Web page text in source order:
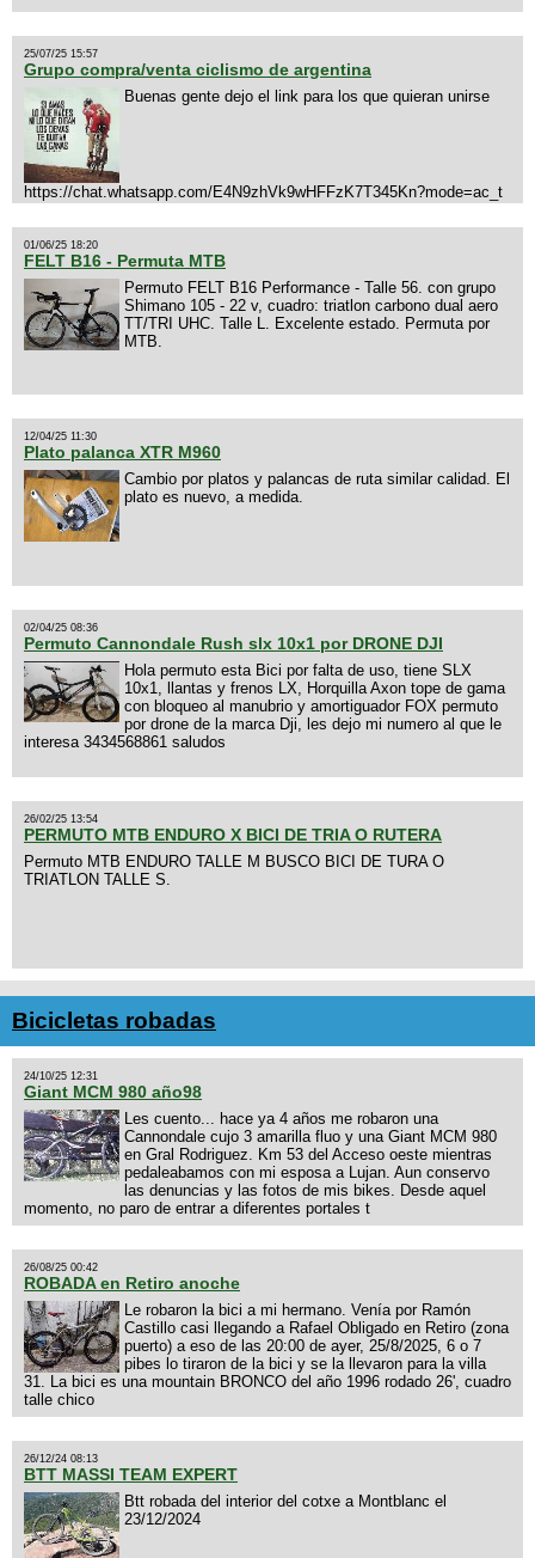
25/07/25 15:57
Grupo compra/venta ciclismo de argentina
Buenas gente dejo el link para los que quieran unirse
https://chat.whatsapp.com/E4N9zhVk9wHFFzK7T345Kn?mode=ac_t
01/06/25 18:20
FELT B16 - Permuta MTB
Permuto FELT B16 Performance - Talle 56. con grupo
Shimano 105 - 22 v, cuadro: triatlon carbono dual aero
TT/TRI UHC. Talle L. Excelente estado. Permuta por
MTB.
12/04/25 11:30
Plato palanca XTR M960
Cambio por platos y palancas de ruta similar calidad. El
plato es nuevo, a medida.
02/04/25 08:36
Permuto Cannondale Rush slx 10x1 por DRONE DJI
Hola permuto esta Bici por falta de uso, tiene SLX
10x1, llantas y frenos LX, Horquilla Axon tope de gama
con bloqueo al manubrio y amortiguador FOX permuto
por drone de la marca Dji, les dejo mi numero al que le
interesa 3434568861 saludos
26/02/25 13:54
PERMUTO MTB ENDURO X BICI DE TRIA O RUTERA
Permuto MTB ENDURO TALLE M BUSCO BICI DE TURA O
TRIATLON TALLE S.
Bicicletas robadas
24/10/25 12:31
Giant MCM 980 año98
Les cuento... hace ya 4 años me robaron una
Cannondale cujo 3 amarilla fluo y una Giant MCM 980
en Gral Rodriguez. Km 53 del Acceso oeste mientras
pedaleabamos con mi esposa a Lujan. Aun conservo
las denuncias y las fotos de mis bikes. Desde aquel
momento, no paro de entrar a diferentes portales t
26/08/25 00:42
ROBADA en Retiro anoche
Le robaron la bici a mi hermano. Venía por Ramón
Castillo casi llegando a Rafael Obligado en Retiro (zona
puerto) a eso de las 20:00 de ayer, 25/8/2025, 6 o 7
pibes lo tiraron de la bici y se la llevaron para la villa
31. La bici es una mountain BRONCO del año 1996 rodado 26', cuadro
talle chico
26/12/24 08:13
BTT MASSI TEAM EXPERT
Btt robada del interior del cotxe a Montblanc el
23/12/2024